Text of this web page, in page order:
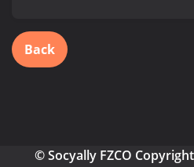
Back
© Socyally FZCO